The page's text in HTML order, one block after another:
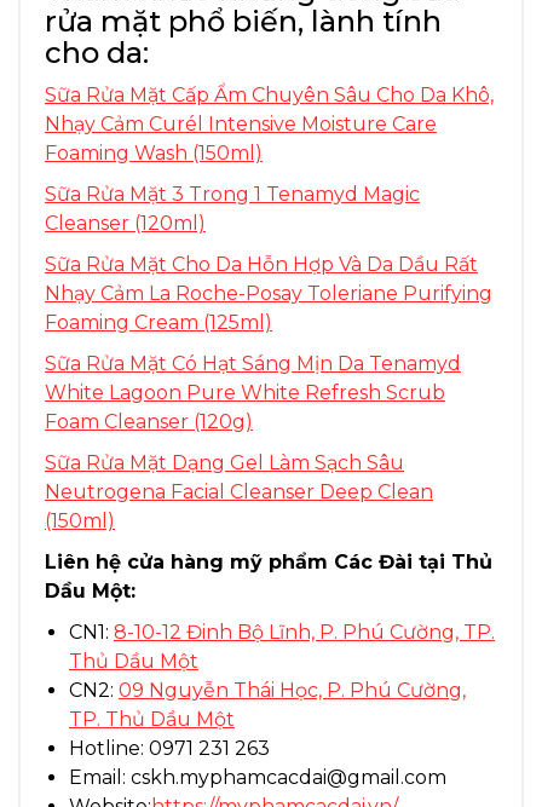
rửa mặt phổ biến, lành tính
cho da:
Sữa Rửa Mặt Cấp Ẩm Chuyên Sâu Cho Da Khô,
Nhạy Cảm Curél Intensive Moisture Care
Foaming Wash (150ml)
Sữa Rửa Mặt 3 Trong 1 Tenamyd Magic
Cleanser (120ml)
Sữa Rửa Mặt Cho Da Hỗn Hợp Và Da Dầu Rất
Nhạy Cảm La Roche-Posay Toleriane Purifying
Foaming Cream (125ml)
Sữa Rửa Mặt Có Hạt Sáng Mịn Da Tenamyd
White Lagoon Pure White Refresh Scrub
Foam Cleanser (120g)
Sữa Rửa Mặt Dạng Gel Làm Sạch Sâu
Neutrogena Facial Cleanser Deep Clean
(150ml)
Liên hệ cửa hàng mỹ phẩm Các Đài tại Thủ
Dầu Một:
CN1: 8-10-12 Đinh Bộ Lĩnh, P. Phú Cường, TP.
Thủ Dầu Một
CN2: 09 Nguyễn Thái Học, P. Phú Cường,
TP. Thủ Dầu Một
Hotline: 0971 231 263
Email: cskh.myphamcacdai@gmail.com